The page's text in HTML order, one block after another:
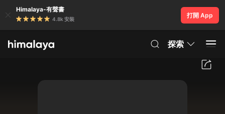
Himalaya-有聲書
4.8k 安裝
打開 App
探索